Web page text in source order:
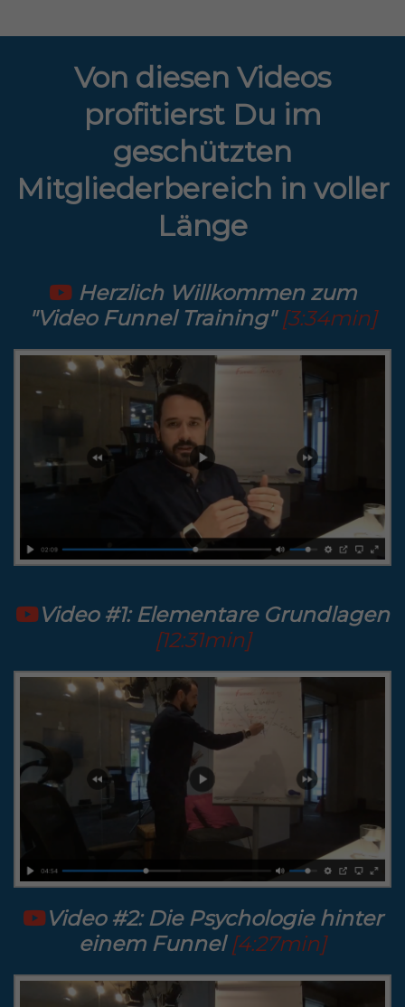
Von diesen Videos
profitierst Du im
geschützten
Mitgliederbereich in voller
Länge
Herzlich Willkommen zum
"Video Funnel Training" [3:34min]
Video #1: Elementare Grundlagen
[12:31min]
Video #2: Die Psychologie hinter
einem Funnel [4:27min]